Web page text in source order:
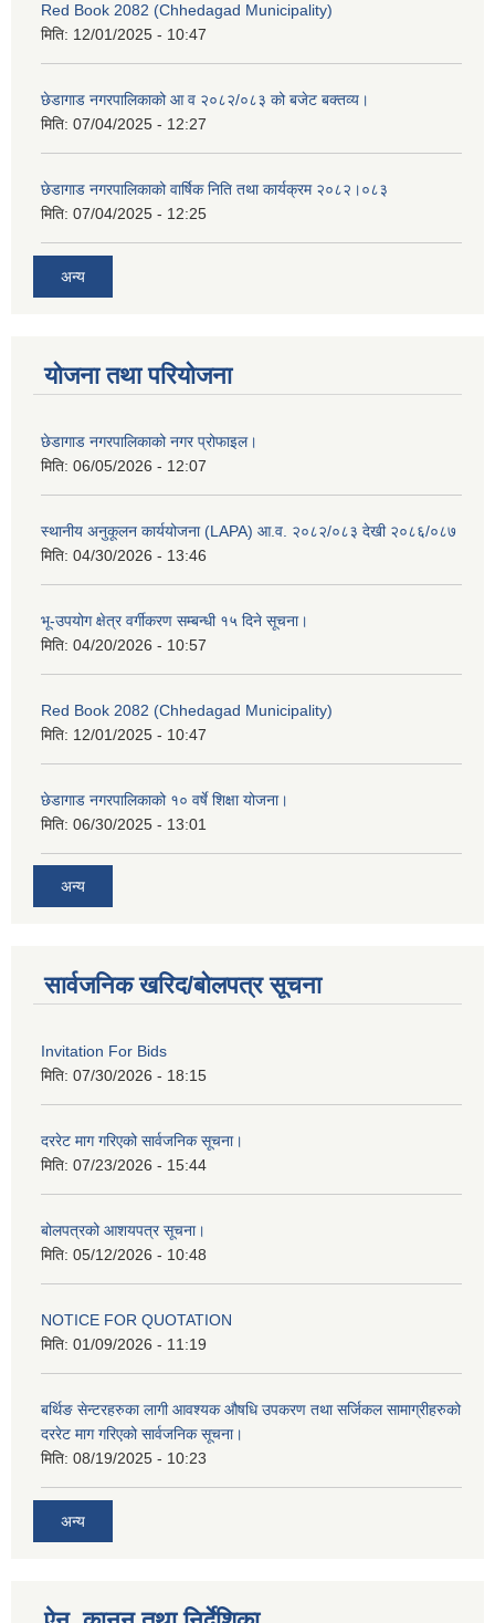
Red Book 2082 (Chhedagad Municipality)
मिति: 12/01/2025 - 10:47
छेडागाड नगरपालिकाको आ व २०८२/०८३ को बजेट बक्तव्य।
मिति: 07/04/2025 - 12:27
छेडागाड नगरपालिकाको वार्षिक निति तथा कार्यक्रम २०८२।०८३
मिति: 07/04/2025 - 12:25
अन्य
योजना तथा परियोजना
छेडागाड नगरपालिकाको नगर प्रोफाइल।
मिति: 06/05/2026 - 12:07
स्थानीय अनुकूलन कार्ययोजना (LAPA) आ.व. २०८२/०८३ देखी २०८६/०८७
मिति: 04/30/2026 - 13:46
भू-उपयोग क्षेत्र वर्गीकरण सम्बन्धी १५ दिने सूचना।
मिति: 04/20/2026 - 10:57
Red Book 2082 (Chhedagad Municipality)
मिति: 12/01/2025 - 10:47
छेडागाड नगरपालिकाको १० वर्षे शिक्षा योजना।
मिति: 06/30/2025 - 13:01
अन्य
सार्वजनिक खरिद/बोलपत्र सूचना
Invitation For Bids
मिति: 07/30/2026 - 18:15
दररेट माग गरिएको सार्वजनिक सूचना।
मिति: 07/23/2026 - 15:44
बोलपत्रको आशयपत्र सूचना।
मिति: 05/12/2026 - 10:48
NOTICE FOR QUOTATION
मिति: 01/09/2026 - 11:19
बर्थिङ सेन्टरहरुका लागी आवश्यक औषधि उपकरण तथा सर्जिकल सामाग्रीहरुको
दररेट माग गरिएको सार्वजनिक सूचना।
मिति: 08/19/2025 - 10:23
अन्य